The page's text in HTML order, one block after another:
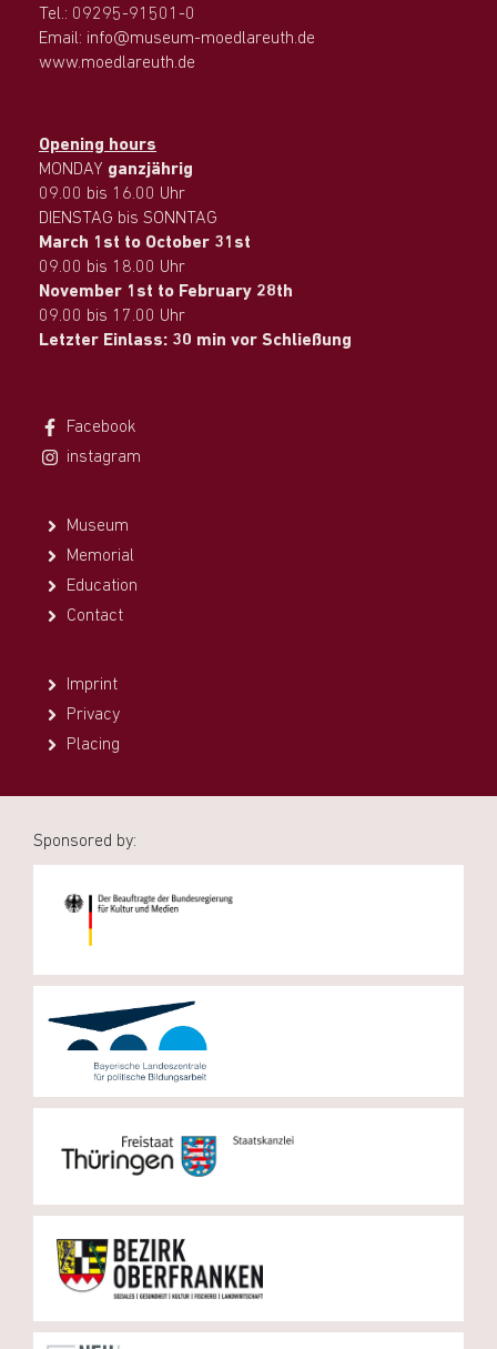
Tel.: 09295-91501-0
Email: info@museum-moedlareuth.de
www.moedlareuth.de
Opening hours
MONDAY ganzjährig
09.00 bis 16.00 Uhr
DIENSTAG bis SONNTAG
March 1st to October 31st
09.00 bis 18.00 Uhr
November 1st to February 28th
09.00 bis 17.00 Uhr
Letzter Einlass: 30 min vor Schließung
Facebook
instagram
Museum
Memorial
Education
Contact
Imprint
Privacy
Placing
Sponsored by: